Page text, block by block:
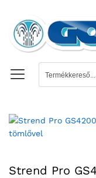
Strend Pro